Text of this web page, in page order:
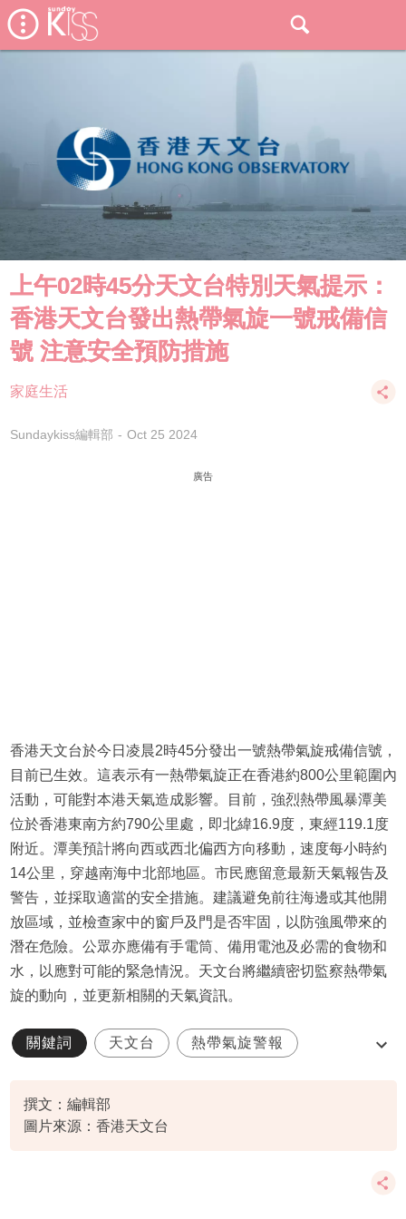
上午02時45分天文台特別天氣提示：
香港天文台發出熱帶氣旋一號戒備信
號 注意安全預防措施
家庭生活
Sundaykiss編輯部 Oct 25 2024
廣告
香港天文台於今日凌晨2時45分發出一號熱帶氣旋戒備信號，
目前已生效。這表示有一熱帶氣旋正在香港約800公里範圍內
活動，可能對本港天氣造成影響。目前，強烈熱帶風暴潭美
位於香港東南方約790公里處，即北緯16.9度，東經119.1度
附近。潭美預計將向西或西北偏西方向移動，速度每小時約
14公里，穿越南海中北部地區。市民應留意最新天氣報告及
警告，並採取適當的安全措施。建議避免前往海邊或其他開
放區域，並檢查家中的窗戶及門是否牢固，以防強風帶來的
潛在危險。公眾亦應備有手電筒、備用電池及必需的食物和
水，以應對可能的緊急情況。天文台將繼續密切監察熱帶氣
旋的動向，並更新相關的天氣資訊。
關鍵詞 天文台 熱帶氣旋警報
撰文：編輯部
圖片來源：香港天文台